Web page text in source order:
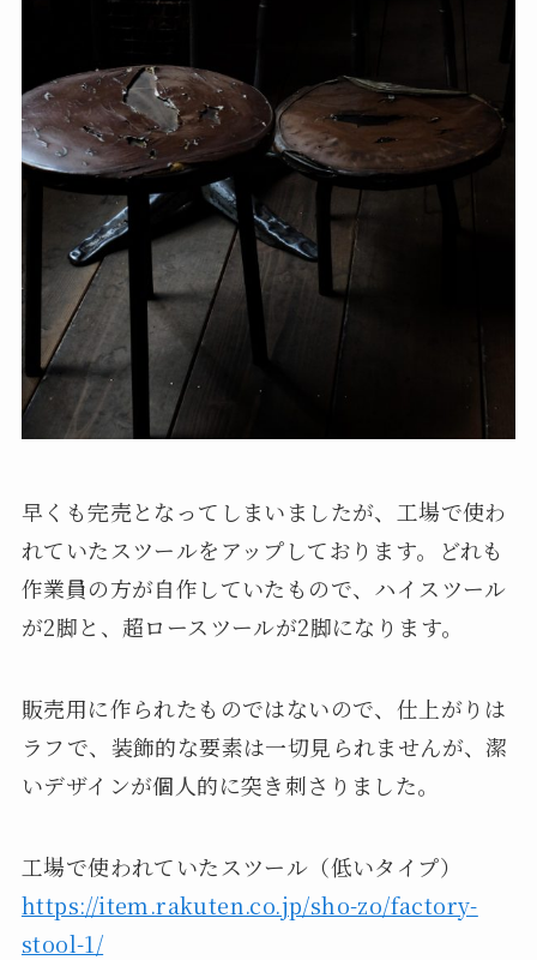
早くも完売となってしまいましたが、工場で使わ
れていたスツールをアップしております。どれも
作業員の方が自作していたもので、ハイスツール
が2脚と、超ロースツールが2脚になります。
販売用に作られたものではないので、仕上がりは
ラフで、装飾的な要素は一切見られませんが、潔
いデザインが個人的に突き刺さりました。
工場で使われていたスツール（低いタイプ）
https://item.rakuten.co.jp/sho-zo/factory-
stool-1/